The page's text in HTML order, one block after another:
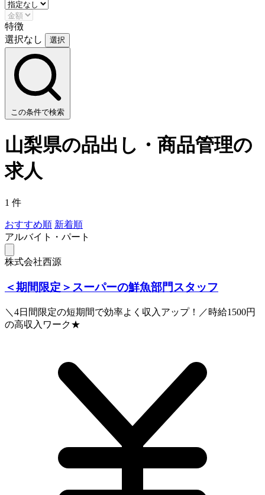
特徴
選択なし
選択
この条件で検索
山梨県の品出し・商品管理の
求人
1 件
おすすめ順 新着順
アルバイト・パート
株式会社西源
＜期間限定＞スーパーの鮮魚部門スタッフ
＼4日間限定の短期間で効率よく収入アップ！／時給1500円
の高収入ワーク★